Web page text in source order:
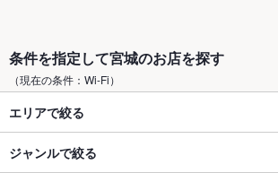
条件を指定して宮城のお店を探す
（現在の条件：Wi-Fi）
エリアで絞る
ジャンルで絞る